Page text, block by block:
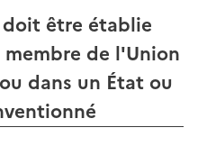
doit être établie
de l'Union
dans un État ou